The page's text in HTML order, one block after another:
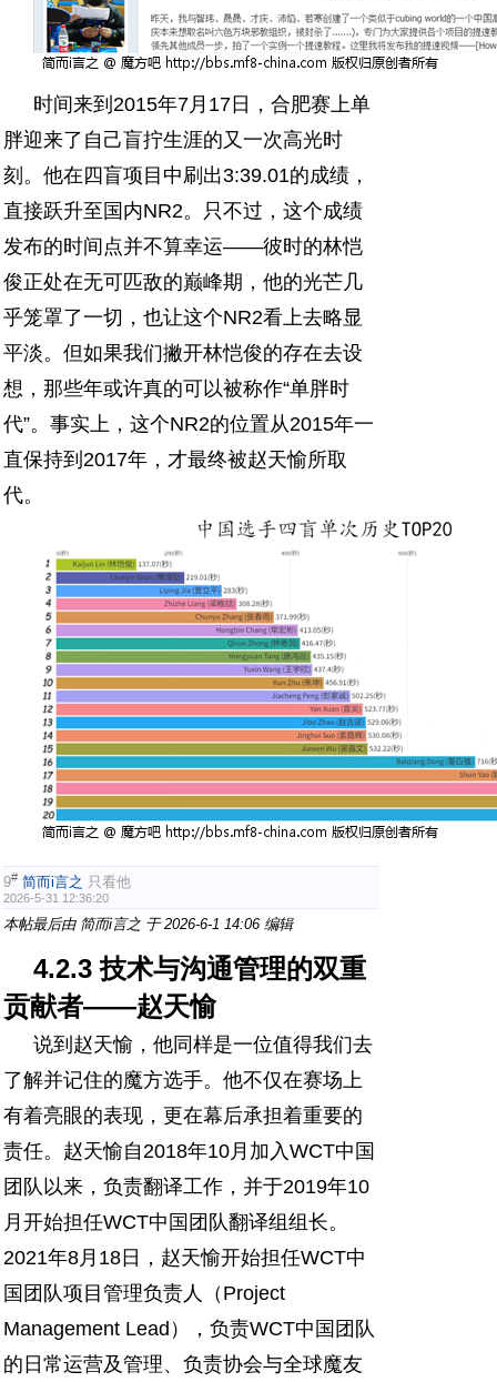
时间来到2015年7月17日，合肥赛上单
胖迎来了自己盲拧生涯的又一次高光时
刻。他在四盲项目中刷出3:39.01的成绩，
直接跃升至国内NR2。只不过，这个成绩
发布的时间点并不算幸运——彼时的林恺
俊正处在无可匹敌的巅峰期，他的光芒几
乎笼罩了一切，也让这个NR2看上去略显
平淡。但如果我们撇开林恺俊的存在去设
想，那些年或许真的可以被称作“单胖时
代”。事实上，这个NR2的位置从2015年一
直保持到2017年，才最终被赵天愉所取
代。
9# 简而i言之 只看他
2026-5-31 12:36:20
本帖最后由 简而i言之 于 2026-6-1 14:06 编辑
4.2.3 技术与沟通管理的双重
贡献者——赵天愉
说到赵天愉，他同样是一位值得我们去
了解并记住的魔方选手。他不仅在赛场上
有着亮眼的表现，更在幕后承担着重要的
责任。赵天愉自2018年10月加入WCT中国
团队以来，负责翻译工作，并于2019年10
月开始担任WCT中国团队翻译组组长。
2021年8月18日，赵天愉开始担任WCT中
国团队项目管理负责人（Project
Management Lead），负责WCT中国团队
的日常运营及管理、负责协会与全球魔友